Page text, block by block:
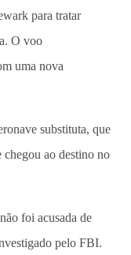
para tratar
O voo
uma nova
substituta, que
ao destino no
foi acusada de
pelo FBI.